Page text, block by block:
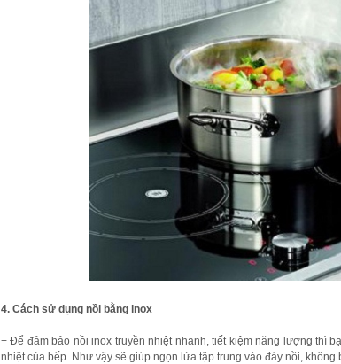
4. Cách sử dụng nồi bằng inox
+ Để đảm bảo nồi inox truyền nhiệt nhanh, tiết kiệm năng lượng thì
nhiệt của bếp. Như vậy sẽ giúp ngọn lửa tập trung vào đáy nồi,